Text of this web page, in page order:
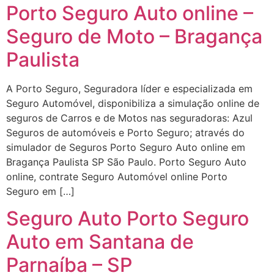
Porto Seguro Auto online –
Seguro de Moto – Bragança
Paulista
A Porto Seguro, Seguradora líder e especializada em
Seguro Automóvel, disponibiliza a simulação online de
seguros de Carros e de Motos nas seguradoras: Azul
Seguros de automóveis e Porto Seguro; através do
simulador de Seguros Porto Seguro Auto online em
Bragança Paulista SP São Paulo. Porto Seguro Auto
online, contrate Seguro Automóvel online Porto
Seguro em […]
Seguro Auto Porto Seguro
Auto em Santana de
Parnaíba – SP